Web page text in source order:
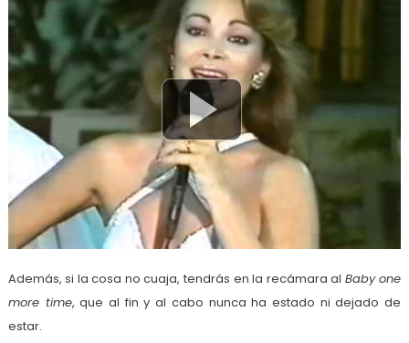
Además, si la cosa no cuaja, tendrás en la recámara al Baby one
more time, que al fin y al cabo nunca ha estado ni dejado de
estar.